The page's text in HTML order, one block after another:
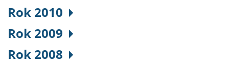
Rok 2010
Rok 2009
Rok 2008